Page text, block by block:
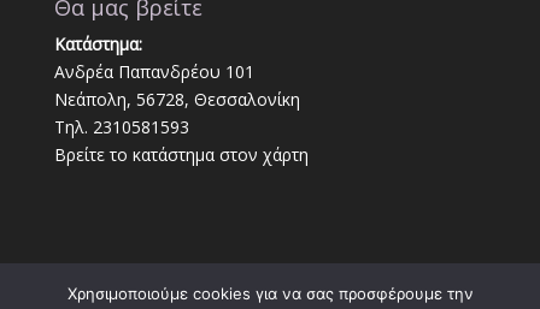
Θα μας βρείτε
Κατάστημα:
Ανδρέα Παπανδρέου 101
Νεάπολη, 56728, Θεσσαλονίκη
Τηλ. 2310581593
Βρείτε το κατάστημα στον χάρτη
Χρησιμοποιούμε cookies για να σας προσφέρουμε την